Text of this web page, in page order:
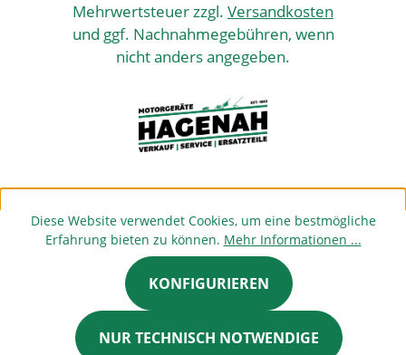
Mehrwertsteuer zzgl. Versandkosten
und ggf. Nachnahmegebühren, wenn
nicht anders angegeben.
Diese Website verwendet Cookies, um eine bestmögliche
Erfahrung bieten zu können. Mehr Informationen ...
NUR TECHNISCH NOTWENDIGE
KONFIGURIEREN